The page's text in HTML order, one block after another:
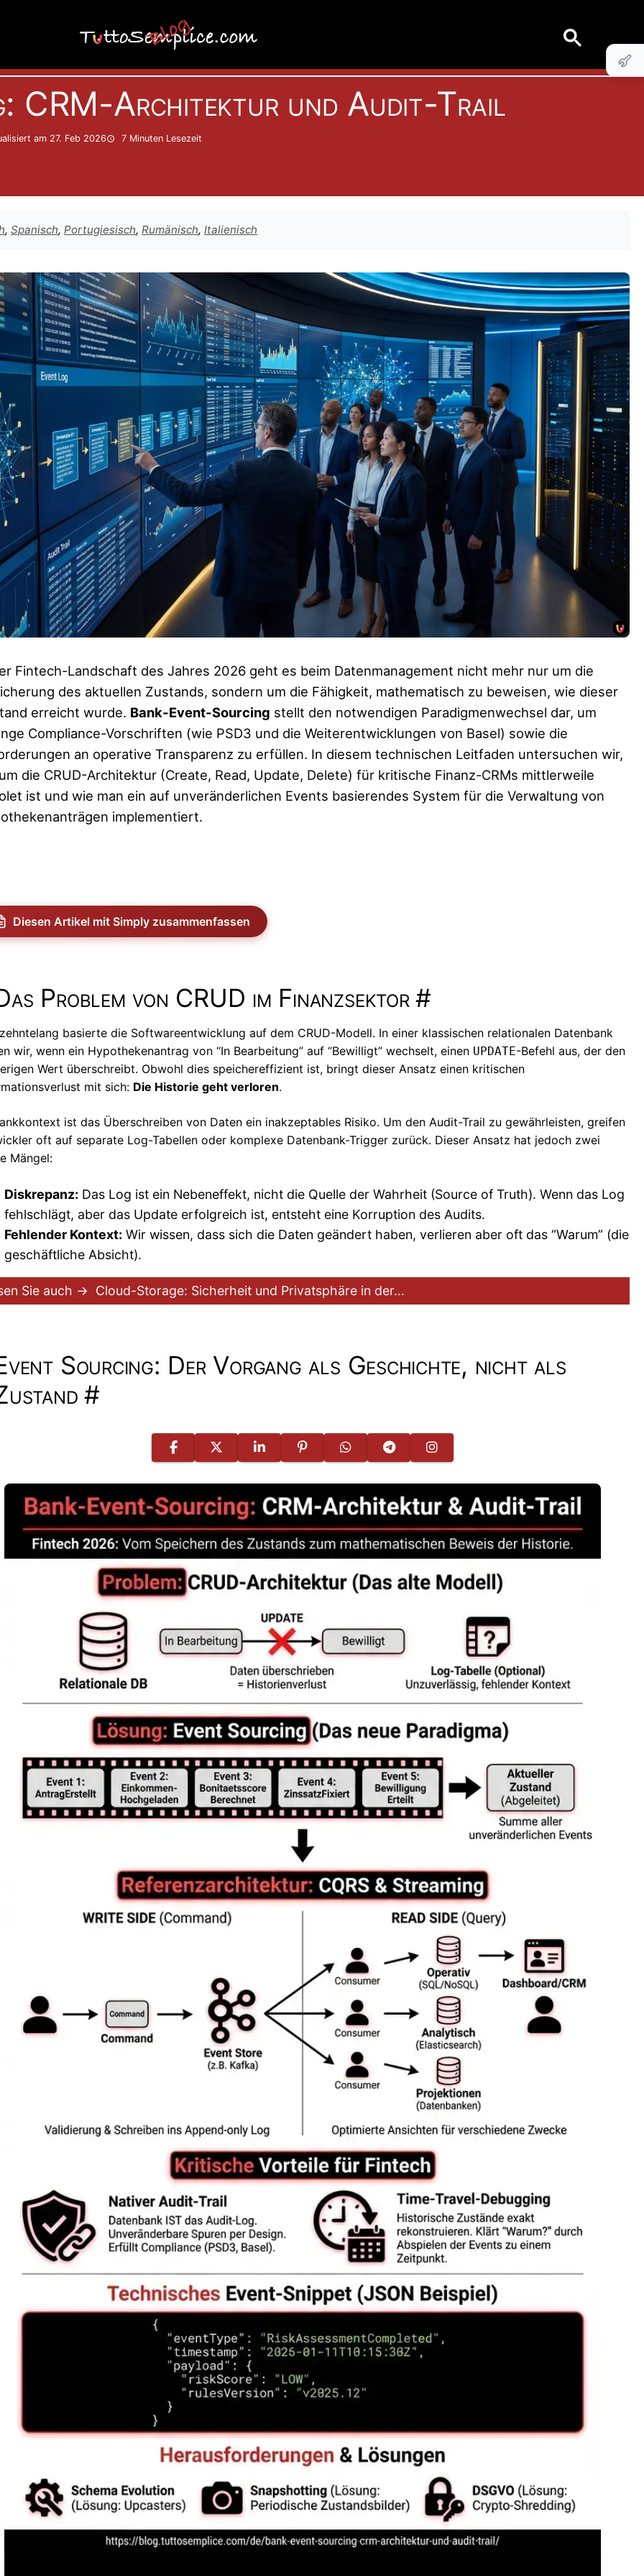
Informatik
CRM-Architektur und Audit-Trail
am 27. Feb 2026 7 Minuten Lesezeit
, Spanisch, Portugiesisch, Rumänisch, Italienisch
Fintech-Landschaft des Jahres 2026 geht es beim Datenmanagement nicht mehr nur um die
des aktuellen Zustands, sondern um die Fähigkeit, mathematisch zu beweisen, wie dieser
erreicht wurde. Bank-Event-Sourcing stellt den notwendigen Paradigmenwechsel dar, um
Compliance-Vorschriften (wie PSD3 und die Weiterentwicklungen von Basel) sowie die
an operative Transparenz zu erfüllen. In diesem technischen Leitfaden untersuchen wir,
die CRUD-Architektur (Create, Read, Update, Delete) für kritische Finanz-CRMs mittlerweile
ist und wie man ein auf unveränderlichen Events basierendes System für die Verwaltung von
implementiert.
Diesen Artikel mit Simply zusammenfassen
Problem von CRUD im Finanzsektor #
basierte die Softwareentwicklung auf dem CRUD-Modell. In einer klassischen relationalen Datenbank
wir, wenn ein Hypothekenantrag von “In Bearbeitung” auf “Bewilligt” wechselt, einen UPDATE-Befehl aus, der den
Wert überschreibt. Obwohl dies speichereffizient ist, bringt dieser Ansatz einen kritischen
mit sich: Die Historie geht verloren.
ist das Überschreiben von Daten ein inakzeptables Risiko. Um den Audit-Trail zu gewährleisten, greifen
oft auf separate Log-Tabellen oder komplexe Datenbank-Trigger zurück. Dieser Ansatz hat jedoch zwei
Mängel:
Diskrepanz: Das Log ist ein Nebeneffekt, nicht die Quelle der Wahrheit (Source of Truth). Wenn das Log
fehlschlägt, aber das Update erfolgreich ist, entsteht eine Korruption des Audits.
Fehlender Kontext: Wir wissen, dass sich die Daten geändert haben, verlieren aber oft das “Warum” (die
geschäftliche Absicht).
Sie auch → Cloud-Storage: Sicherheit und Privatsphäre in der…
Sourcing: Der Vorgang als Geschichte, nicht als
#